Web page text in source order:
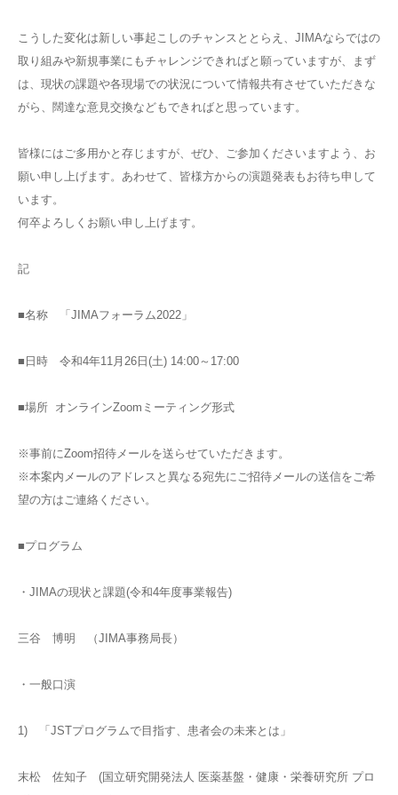
こうした変化は新しい事起こしのチャンスととらえ、JIMAならではの
取り組みや新規事業にもチャレンジできればと願っていますが、まず
は、現状の課題や各現場での状況について情報共有させていただきな
がら、闊達な意見交換などもできればと思っています。
皆様にはご多用かと存じますが、ぜひ、ご参加くださいますよう、お
願い申し上げます。あわせて、皆様方からの演題発表もお待ち申して
います。
何卒よろしくお願い申し上げます。
記
■名称 「JIMAフォーラム2022」
■日時 令和4年11月26日(土) 14:00～17:00
■場所 オンラインZoomミーティング形式
※事前にZoom招待メールを送らせていただきます。
※本案内メールのアドレスと異なる宛先にご招待メールの送信をご希
望の方はご連絡ください。
■プログラム
・JIMAの現状と課題(令和4年度事業報告)
三谷 博明 （JIMA事務局長）
・一般口演
1) 「JSTプログラムで目指す、患者会の未来とは」
末松 佐知子 (国立研究開発法人 医薬基盤・健康・栄養研究所 プロ